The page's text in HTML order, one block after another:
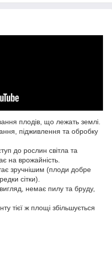
плодів, що лежать землі.
підживлення та обробку
до рослин світла та
на врожайність.
зручнішим (плоди добре
сітки).
немає пилу та бруду,
тієї ж площі збільшується